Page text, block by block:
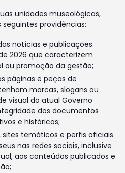
unidades museológicas,
providências:
notícias e publicações
2026 que caracterizem
ou promoção da gestão;
páginas e peças de
marcas, slogans ou
visual do atual Governo
dos documentos
e históricos;
temáticos e perfis oficiais
nas redes sociais, inclusive
aos conteúdos publicados e